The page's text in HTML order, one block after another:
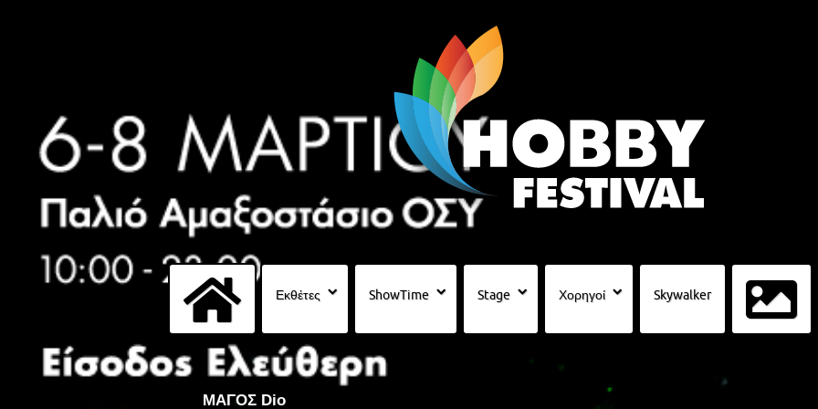
Εκθέτες ShowTime Stage Χορηγοί Skywalker
ΜΑΓΟΣ Dio